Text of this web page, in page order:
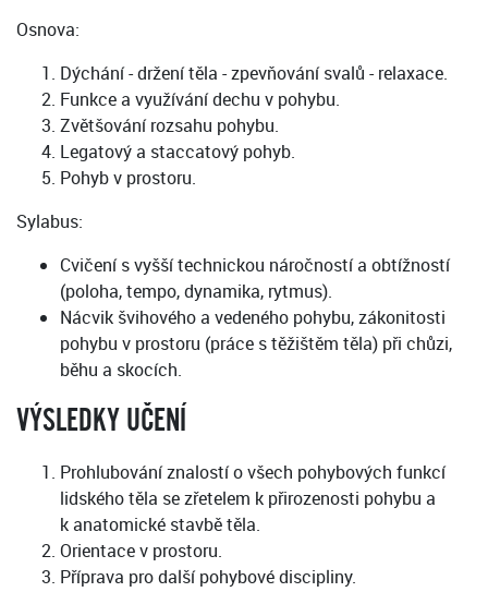
Osnova:
Dýchání - držení těla - zpevňování svalů - relaxace.
Funkce a využívání dechu v pohybu.
Zvětšování rozsahu pohybu.
Legatový a staccatový pohyb.
Pohyb v prostoru.
Sylabus:
Cvičení s vyšší technickou náročností a obtížností
(poloha, tempo, dynamika, rytmus).
Nácvik švihového a vedeného pohybu, zákonitosti
pohybu v prostoru (práce s těžištěm těla) při chůzi,
běhu a skocích.
VÝSLEDKY UČENÍ
Prohlubování znalostí o všech pohybových funkcí
lidského těla se zřetelem k přirozenosti pohybu a
k anatomické stavbě těla.
Orientace v prostoru.
Příprava pro další pohybové discipliny.